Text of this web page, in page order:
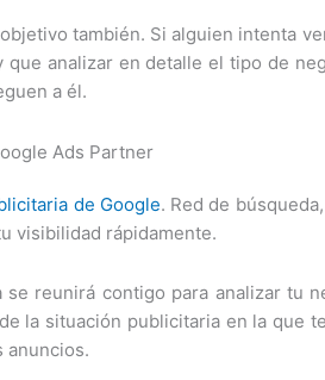
también. Si alguien intenta
analizar en detalle el tipo de
a él.
Ads Partner
de Google. Red de
visibilidad rápidamente.
se reunirá contigo para analizar tu
la situación publicitaria en la que
anuncios.